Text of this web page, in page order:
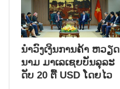
ນຳ​ວົງ​ເງິນ​ການ​ຄ້າ ຫວຽດ​
ນາມ ມາ​ເລ​ເຊຍ​ບັນ​ລຸ​ລະ​
ດັບ 20 ຕື້ USD ໂດຍ​ໄວ